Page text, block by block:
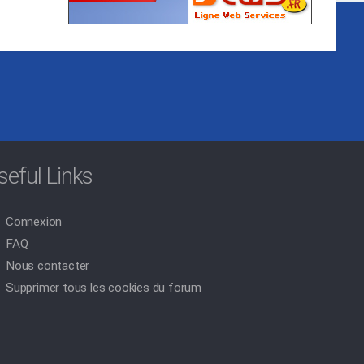
Links
Connexion
FAQ
Nous contacter
Supprimer tous les cookies du forum